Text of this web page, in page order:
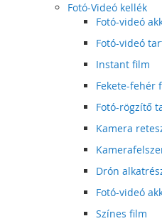
Fotó-Videó kellék
Fotó-videó
Fotó-videó
Instant film
Fekete-fehér
Fotó-rögzítő
Kamera
Drón
Fotó-videó
Színes film